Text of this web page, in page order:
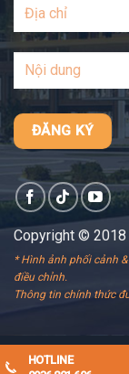
Copyright © 2018
* Hình ảnh phối cảnh
điều chỉnh.
Thông tin chính thức
HOTLINE